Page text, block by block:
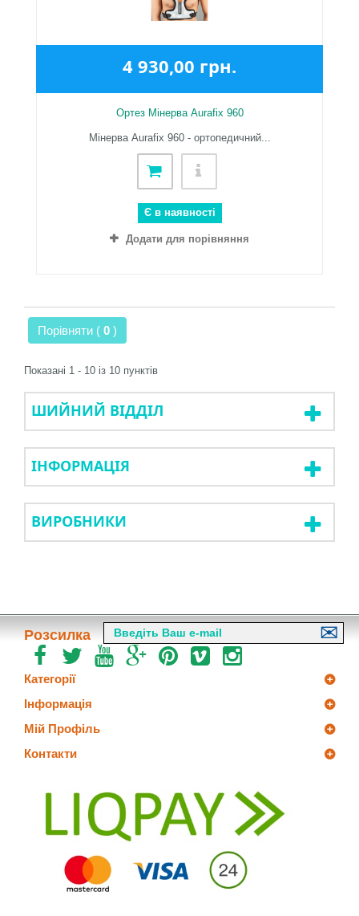
4 930,00 грн.
Ортез Мінерва Aurafix 960
Мінерва Aurafix 960 - ортопедичний...
Є в наявності
Додати для порівняння
Порівняти ( 0 )
Показані 1 - 10 із 10 пунктів
ШИЙНИЙ ВІДДІЛ
ІНФОРМАЦІЯ
ВИРОБНИКИ
Розсилка
Категорії
Інформація
Мій Профіль
Контакти